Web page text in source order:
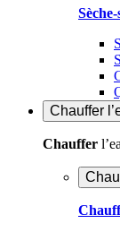
Chauffer
Chauffer